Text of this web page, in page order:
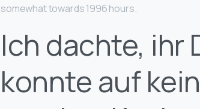
somewhat towards 1996 hours.
Ich dachte, ihr
konnte auf